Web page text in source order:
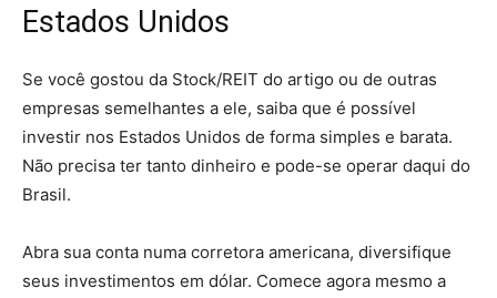
Estados Unidos
Se você gostou da Stock/REIT do artigo ou de outras
empresas semelhantes a ele, saiba que é possível
investir nos Estados Unidos de forma simples e barata.
Não precisa ter tanto dinheiro e pode-se operar daqui do
Brasil.
Abra sua conta numa corretora americana, diversifique
seus investimentos em dólar. Comece agora mesmo a